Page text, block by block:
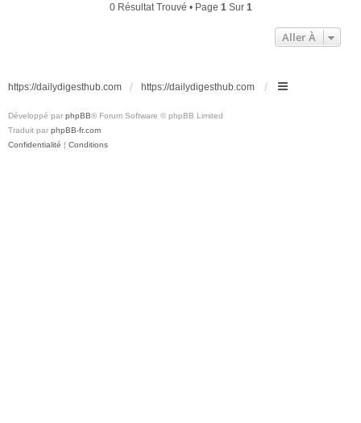
0 Résultat Trouvé • Page 1Sur 1
Aller À
https://dailydigesthub.com https://dailydigesthub.com
Développé par phpBB® Forum Software © phpBB Limited
Traduit par phpBB-fr.com
Confidentialité | Conditions